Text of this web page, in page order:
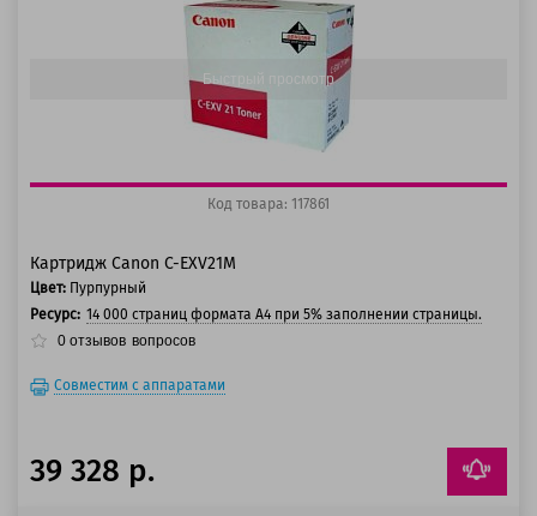
Быстрый просмотр
Код товара: 117861
Картридж Canon C-EXV21M
Цвет: Пурпурный
Ресурс: 14 000 страниц формата А4 при 5% заполнении страницы.
0 отзывов вопросов
Совместим с аппаратами
39 328 р.